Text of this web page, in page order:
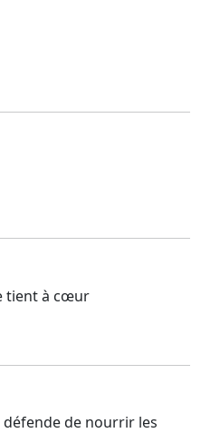
tient à cœur
défende de nourrir les